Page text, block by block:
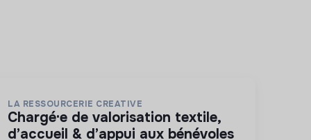
LA RESSOURCERIE CREATIVE
chargé·e de valorisation textile,
d’accueil & d’appui aux bénévoles